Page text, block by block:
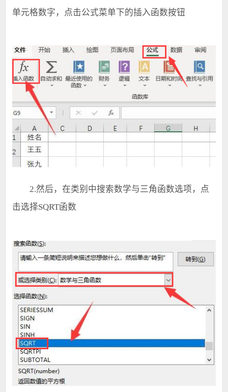
单元格数字，点击公式菜单下的插入函数按钮
2.然后，在类别中搜索数学与三角函数选项，点
击选择SQRT函数